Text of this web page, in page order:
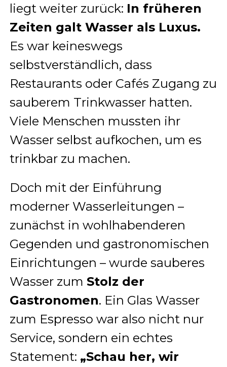
liegt weiter zurück: In früheren
Zeiten galt Wasser als Luxus.
Es war keineswegs
selbstverständlich, dass
Restaurants oder Cafés Zugang zu
sauberem Trinkwasser hatten.
Viele Menschen mussten ihr
Wasser selbst aufkochen, um es
trinkbar zu machen.
Doch mit der Einführung
moderner Wasserleitungen –
zunächst in wohlhabenderen
Gegenden und gastronomischen
Einrichtungen – wurde sauberes
Wasser zum Stolz der
Gastronomen. Ein Glas Wasser
zum Espresso war also nicht nur
Service, sondern ein echtes
Statement: „Schau her, wir